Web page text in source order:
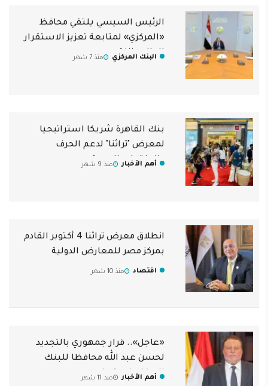
الرئيس السيسي يلتقي محافظ
«المركزي» لمتابعة تعزيز الاستقرار
المالي والنقدي
البنك المركزي منذ 7 شهر
بنك القاهرة شريكا استراتيجيا
لمعرض "تراثنا" لدعم الحرف
والمنتجات اليدوية
أهم الأخبار منذ 9 شهر
انطلاق معرض تراثنا 4 أكتوبر القادم
بمركز مصر للمعارض الدولية
اقتصاد منذ 10 شهر
«عاجل».. قرار جمهوري بالتجديد
لحسن عبد الله محافظا للبنك
المركزي لمدة عام
أهم الأخبار منذ 11 شهر